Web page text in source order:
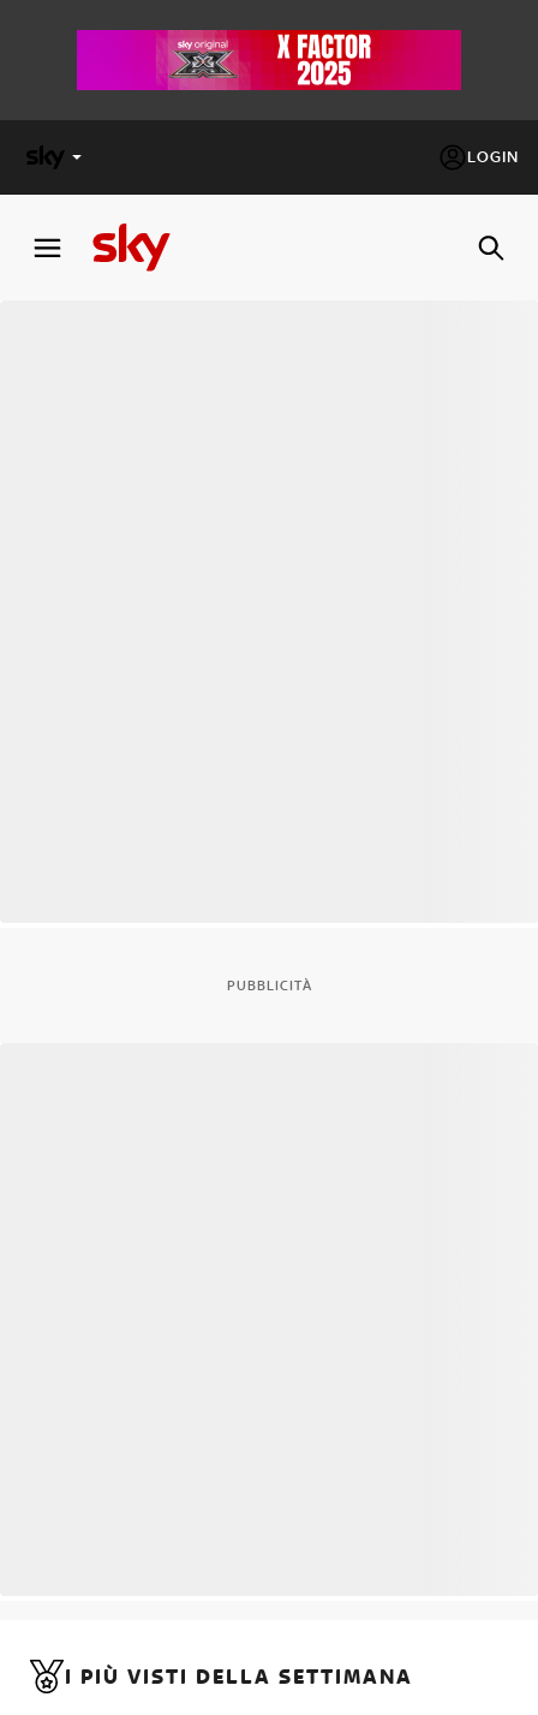
LOGIN
FACTOR
PUBBLICITÀ
I PIÙ VISTI DELLA SETTIMANA